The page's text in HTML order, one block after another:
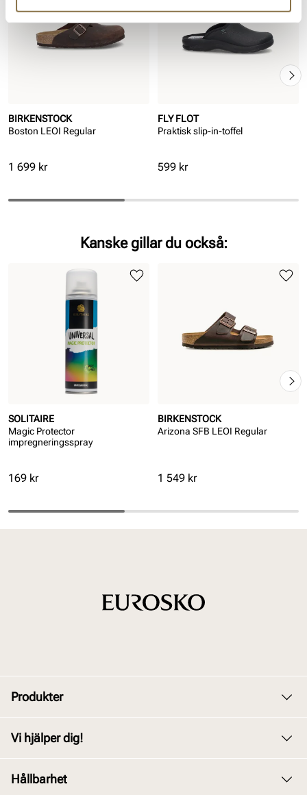
BIRKENSTOCK
Boston LEOI Regular
Pris
1 699 kr
FLY FLOT
Praktisk slip-in-toffel
Pris
599 kr
Kanske gillar du också:
SOLITAIRE
Magic Protector
impregneringsspray
Pris
169 kr
BIRKENSTOCK
Arizona SFB LEOI Regular
Pris
1 549 kr
Produkter
Barn
Vi hjälper dig!
Hållbarhet